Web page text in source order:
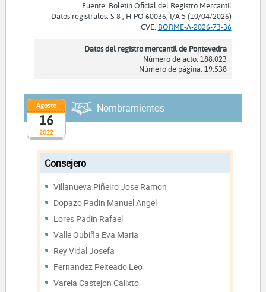
Fuente: Boletín Oficial del Registro Mercantil
Datos registrales: S 8 , H PO 60036, I/A 5 (10/04/2026)
CVE: BORME-A-2026-73-36
Datos del registro mercantil de Pontevedra
Número de acto: 188.023
Número de página: 19.538
2022
Agosto
16
Nombramientos
Consejero
Villanueva Piñeiro Jose Ramon
Dopazo Padin Manuel Angel
Lores Padin Rafael
Valle Oubiña Eva Maria
Rey Vidal Josefa
Fernandez Peiteado Leo
Varela Castejon Calixto